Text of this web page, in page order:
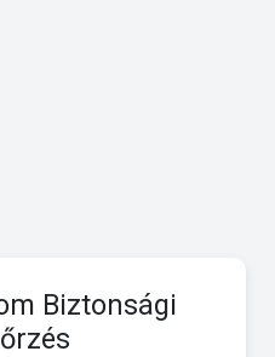
Biztonsági